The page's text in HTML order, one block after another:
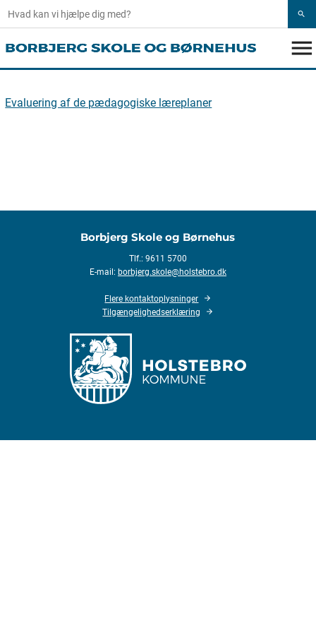
search
menu
Evaluering af de pædagogiske læreplaner
Borbjerg Skole og Børnehus
Tlf.: 9611 5700
E-mail: borbjerg.skole@holstebro.dk
Flere kontaktoplysninger
Tilgængelighedserklæring